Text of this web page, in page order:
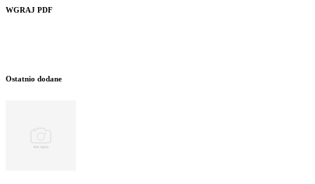
WGRAJ PDF
Ostatnio dodane